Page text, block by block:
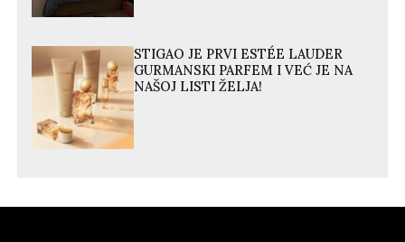
STIGAO JE PRVI ESTÉE LAUDER
GURMANSKI PARFEM I VEĆ JE NA
NAŠOJ LISTI ŽELJA!